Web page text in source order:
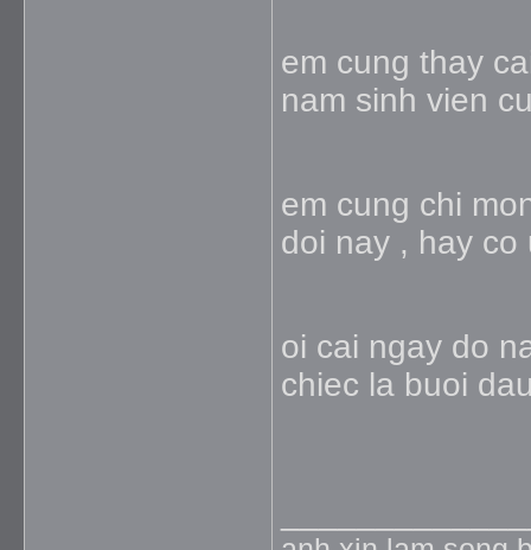
em cung thay
nam sinh vien
em cung chi
doi nay , hay co
oi cai ngay do
chiec la buoi